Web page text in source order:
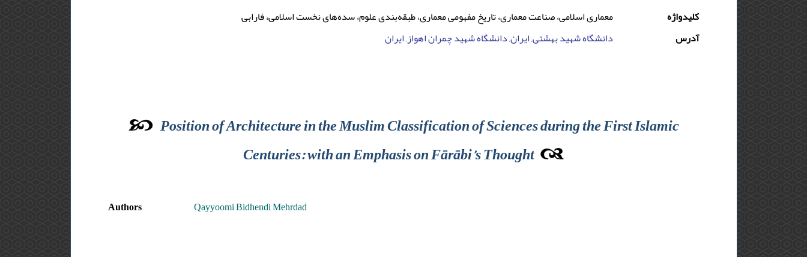
کلیدواژه
معماری اسلامی، صناعت معماری، تاریخ مفهومی معماری، طبقه‌بندی علوم، سده‌های نخست اسلامی، فارابی
آدرس
دانشگاه شهید بهشتی, ایران, دانشگاه شهید چمران اهواز, ایران
Position of Architecture in the Muslim Classification of Sciences during the First Islamic
Centuries: with an Emphasis on Fārābi’s Thought
Authors Qayyoomi Bidhendi Mehrdad